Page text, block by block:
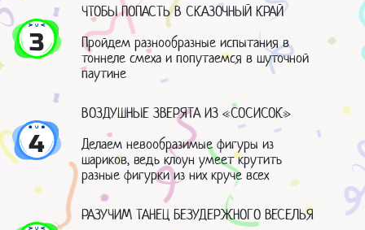
3
ЧТОБЫ ПОПАСТЬ В СКАЗОЧНЫЙ КРАЙ
Пройдем разнообразные испытания в
тоннеле смеха и попутаемся в шуточной
паутине
4
ВОЗДУШНЫЕ ЗВЕРЯТА ИЗ «СОСИСОК»
Делаем невообразимые фигуры из
шариков, ведь клоун умеет крутить
разные фигурки из них круче всех
РАЗУЧИМ ТАНЕЦ БЕЗУДЕРЖНОГО ВЕСЕЛЬЯ